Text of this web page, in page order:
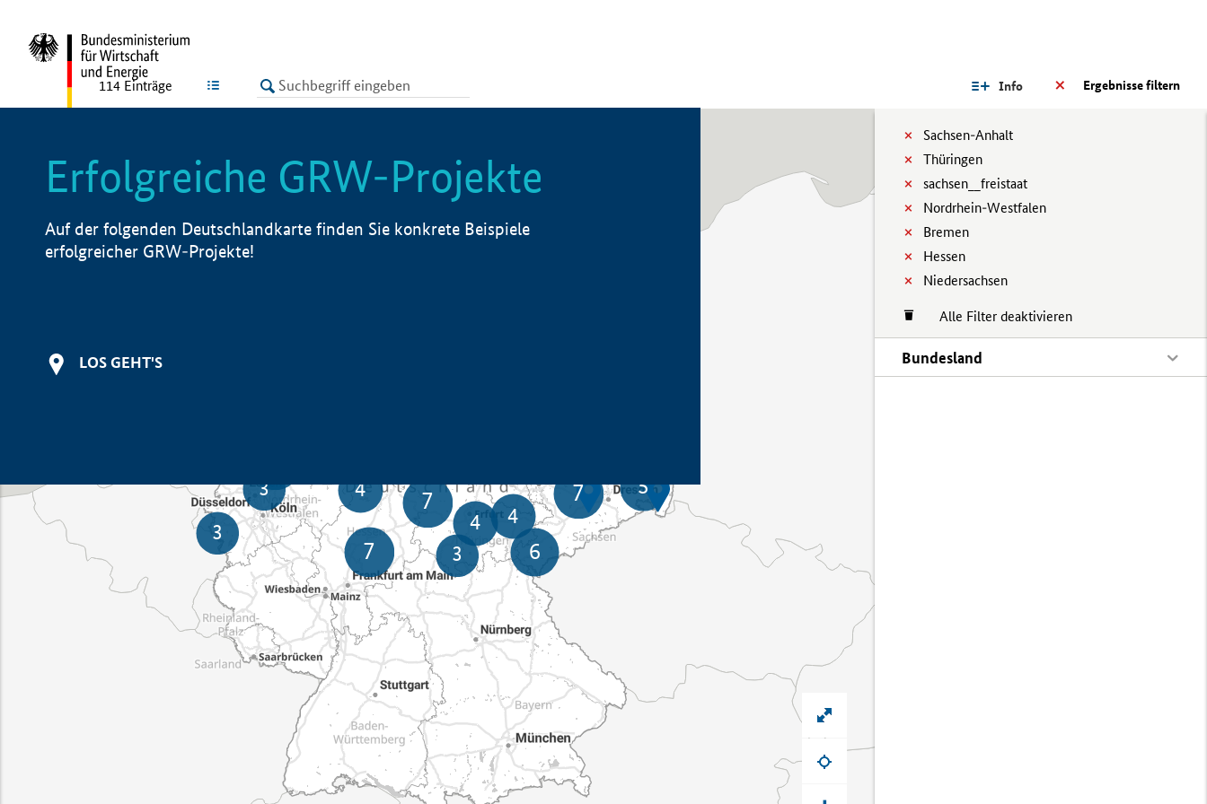
LISTE Ergebnisse filtern
Info
Sachsen-Anhalt
Thüringen
sachsen__freistaat
Nordrhein-Westfalen
Bremen
Hessen
Niedersachsen
Alle Filter deaktivieren
Bundesland
114 Einträge
Erfolgreiche GRW-Projekte
Auf der folgenden Deutschlandkarte finden Sie konkrete Beispiele
erfolgreicher GRW-Projekte!
LOS GEHT'S